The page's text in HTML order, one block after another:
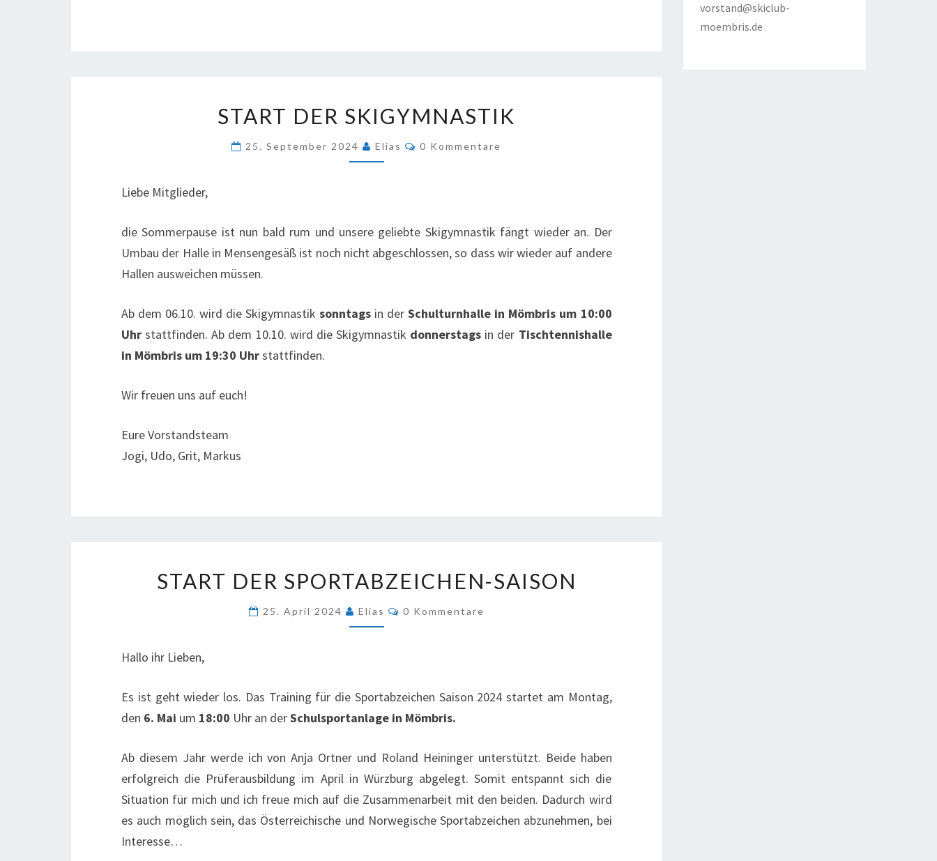
DER
SKIGYMNASTIK
START DER SKIGYMNASTIK
25. September 2024 Elias Kommentare
0 Kommentare
Liebe Mitglieder,
die Sommerpause ist nun bald rum und unsere geliebte Skigymnastik fängt wieder an. Der
Umbau der Halle in Mensengesäß ist noch nicht abgeschlossen, so dass wir wieder auf andere
Hallen ausweichen müssen.
Ab dem 06.10. wird die Skigymnastiksonntags in derSchulturnhalle in Mömbris um 10:00
Uhrstattfinden. Ab dem 10.10. wird die Skigymnastik donnerstags in der Tischtennishalle
in Mömbris um 19:30 Uhrstattfinden.
Wir freuen uns auf euch!
Eure Vorstandsteam
Jogi, Udo, Grit, Markus
DER
SPORTABZEICHEN-
SAISON
START DER SPORTABZEICHEN-SAISON
25. April 2024 Elias Kommentare
0 Kommentare
Hallo ihr Lieben,
Es ist geht wieder los. Das Training für die Sportabzeichen Saison 2024 startet am Montag,
den 6. Mai um 18:00 Uhr an derSchulsportanlage in Mömbris.
Ab diesem Jahr werde ich von Anja Ortner und Roland Heininger unterstützt. Beide haben
erfolgreich die Prüferausbildung im April in Würzburg abgelegt. Somit entspannt sich die
Situation für mich und ich freue mich auf die Zusammenarbeit mit den beiden. Dadurch wird
es auch möglich sein, das Österreichische und Norwegische Sportabzeichen abzunehmen, bei
Interesse…
vorstand@skiclub-
moembris.de